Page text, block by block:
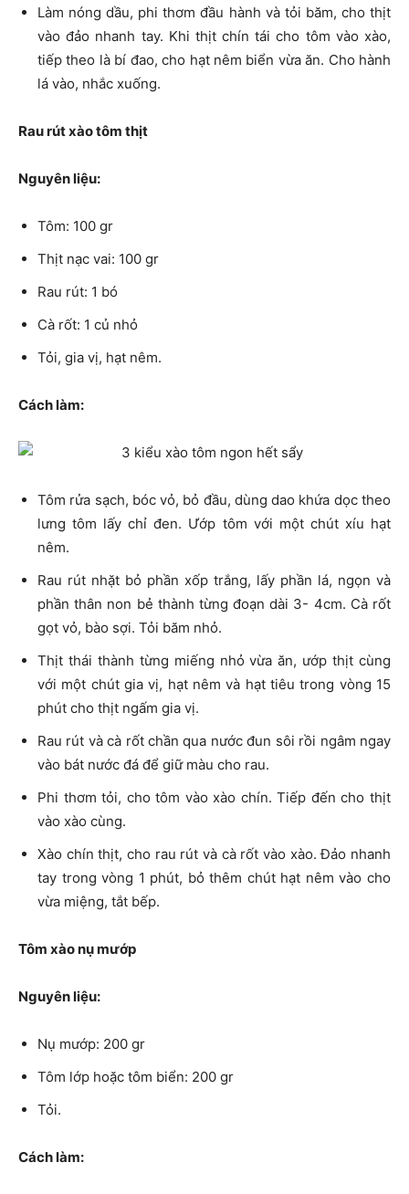
Làm nóng dầu, phi thơm đầu hành và tỏi băm, cho thịt
vào đảo nhanh tay. Khi thịt chín tái cho tôm vào xào,
tiếp theo là bí đao, cho hạt nêm biển vừa ăn. Cho hành
lá vào, nhắc xuống.
Rau rút xào tôm thịt
Nguyên liệu:
Tôm: 100 gr
Thịt nạc vai: 100 gr
Rau rút: 1 bó
Cà rốt: 1 củ nhỏ
Tỏi, gia vị, hạt nêm.
Cách làm:
Tôm rửa sạch, bóc vỏ, bỏ đầu, dùng dao khứa dọc theo
lưng tôm lấy chỉ đen. Ướp tôm với một chút xíu hạt
nêm.
Rau rút nhặt bỏ phần xốp trắng, lấy phần lá, ngọn và
phần thân non bẻ thành từng đoạn dài 3- 4cm. Cà rốt
gọt vỏ, bào sợi. Tỏi băm nhỏ.
Thịt thái thành từng miếng nhỏ vừa ăn, ướp thịt cùng
với một chút gia vị, hạt nêm và hạt tiêu trong vòng 15
phút cho thịt ngấm gia vị.
Rau rút và cà rốt chần qua nước đun sôi rồi ngâm ngay
vào bát nước đá để giữ màu cho rau.
Phi thơm tỏi, cho tôm vào xào chín. Tiếp đến cho thịt
vào xào cùng.
Xào chín thịt, cho rau rút và cà rốt vào xào. Đảo nhanh
tay trong vòng 1 phút, bỏ thêm chút hạt nêm vào cho
vừa miệng, tắt bếp.
Tôm xào nụ mướp
Nguyên liệu:
Nụ mướp: 200 gr
Tôm lớp hoặc tôm biển: 200 gr
Tỏi.
Cách làm: